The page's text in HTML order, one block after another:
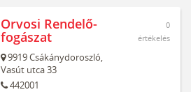
Orvosi Rendelő-
fogászat
9919Csákánydoroszló,
Vasút utca 33
442001
0
értékelés